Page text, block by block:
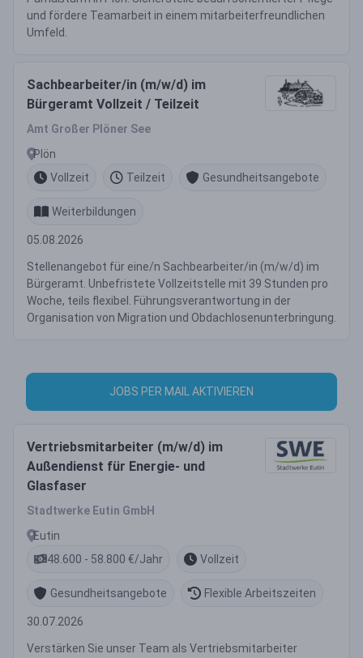
und fördere Teamarbeit in einem mitarbeiterfreundlichen
Umfeld.
Sachbearbeiter/in (m/w/d) im
Bürgeramt Vollzeit / Teilzeit
Amt Großer Plöner See
Plön
Vollzeit
Teilzeit Gesundheitsangebote
Weiterbildungen
05.08.2026
Stellenangebot für eine/n Sachbearbeiter/in (m/w/d) im
Bürgeramt. Unbefristete Vollzeitstelle mit 39 Stunden pro
Woche, teils flexibel. Führungsverantwortung in der
Organisation von Migration und Obdachlosenunterbringung.
JOBS PER MAIL AKTIVIEREN
Vertriebsmitarbeiter (m/w/d) im
Außendienst für Energie- und
Glasfaser
Stadtwerke Eutin GmbH
Eutin
48.600 - 58.800 €/Jahr
Vollzeit
Gesundheitsangebote Flexible Arbeitszeiten
30.07.2026
Verstärken Sie unser Team als Vertriebsmitarbeiter